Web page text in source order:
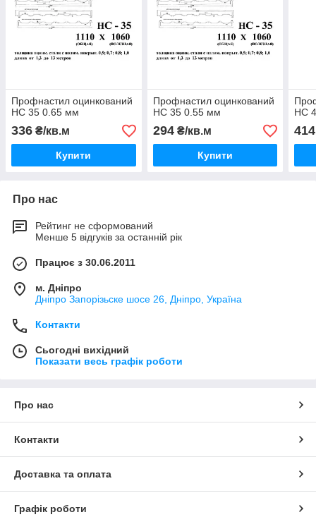
Профнастил оцинкований
НС 35 0.65 мм
336 ₴/кв.м
Купити
Профнастил оцинкований
НС 35 0.55 мм
294₴/кв.м
Купити
НС
414
Про нас
Рейтинг не сформований
Менше 5 відгуків за останній рік
Працює з 30.06.2011
м. Дніпро
Дніпро Запорізьске шосе 26, Дніпро, Україна
Контакти
Сьогодні вихідний
Показати весь графік роботи
Про нас
Контакти
Доставка та оплата
Графік роботи